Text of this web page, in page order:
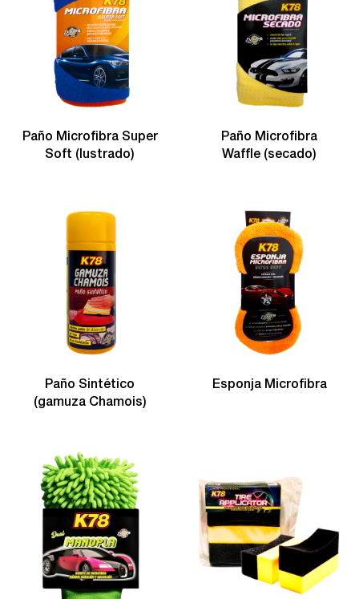
Paño Microfibra Super
Soft (lustrado)
Paño Microfibra
Waffle (secado)
Paño Sintético
(gamuza Chamois)
Esponja Microfibra